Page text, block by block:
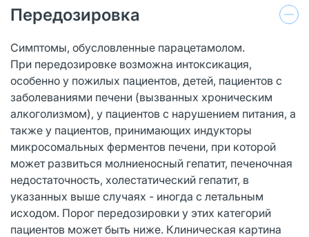
Передозировка
Симптомы, обусловленные парацетамолом.
При передозировке возможна интоксикация,
особенно у пожилых пациентов, детей, пациентов с
заболеваниями печени (вызванных хроническим
алкоголизмом), у пациентов с нарушением питания, а
также у пациентов, принимающих индукторы
микросомальных ферментов печени, при которой
может развиться молниеносный гепатит, печеночная
недостаточность, холестатический гепатит, в
указанных выше случаях - иногда с летальным
исходом. Порог передозировки у этих категорий
пациентов может быть ниже. Клиническая картина